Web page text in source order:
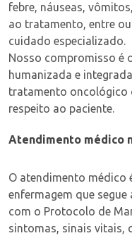
febre, náuseas,
ao tratamento, entre
cuidado especializado.
Nosso compromisso é
humanizada e
tratamento oncológico
respeito ao paciente.
Atendimento médico
O atendimento médico
enfermagem que
com o Protocolo de
sintomas, sinais vitais,